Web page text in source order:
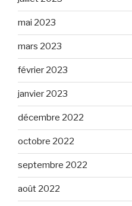
mai 2023
mars 2023
février 2023
janvier 2023
décembre 2022
octobre 2022
septembre 2022
août 2022